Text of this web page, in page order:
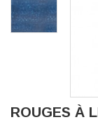
ROUGES À